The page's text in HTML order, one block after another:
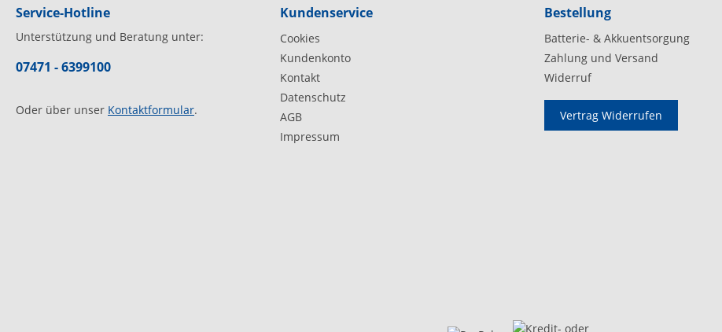
Service-Hotline
Unterstützung und Beratung unter:
07471 - 6399100
Oder über unser Kontaktformular.
Kundenservice
Cookies
Kundenkonto
Kontakt
Datenschutz
AGB
Impressum
Bestellung
Batterie- & Akkuentsorgung
Zahlung und Versand
Widerruf
Vertrag Widerrufen